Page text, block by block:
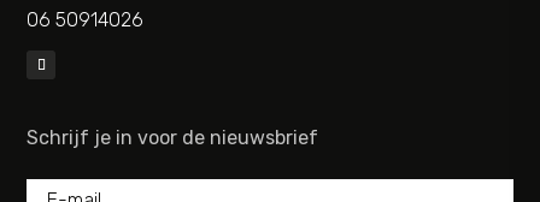
06 50914026
Schrijf je in voor de nieuwsbrief